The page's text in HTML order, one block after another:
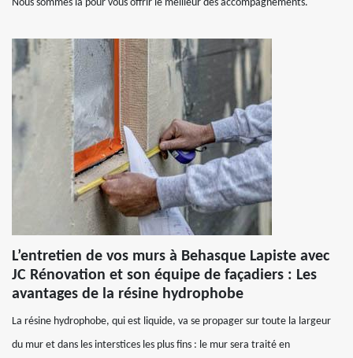
Nous sommes là pour vous offrir le meilleur des accompagnements.
L’entretien de vos murs à Behasque Lapiste avec
JC Rénovation et son équipe de façadiers : Les
avantages de la résine hydrophobe
La résine hydrophobe, qui est liquide, va se propager sur toute la largeur
du mur et dans les interstices les plus fins : le mur sera traité en